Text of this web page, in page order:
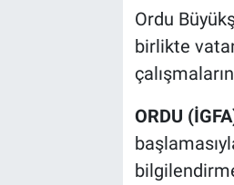
Ordu
birlikte
ORDU